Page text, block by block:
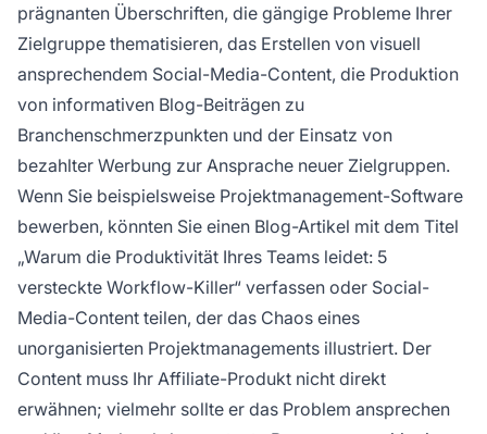
prägnanten Überschriften, die gängige Probleme Ihrer
Zielgruppe thematisieren, das Erstellen von visuell
ansprechendem Social-Media-Content, die Produktion
von informativen Blog-Beiträgen zu
Branchenschmerzpunkten und der Einsatz von
bezahlter Werbung zur Ansprache neuer Zielgruppen.
Wenn Sie beispielsweise Projektmanagement-Software
bewerben, könnten Sie einen Blog-Artikel mit dem Titel
„Warum die Produktivität Ihres Teams leidet: 5
versteckte Workflow-Killer“ verfassen oder Social-
Media-Content teilen, der das Chaos eines
unorganisierten Projektmanagements illustriert. Der
Content muss Ihr Affiliate-Produkt nicht direkt
erwähnen; vielmehr sollte er das Problem ansprechen